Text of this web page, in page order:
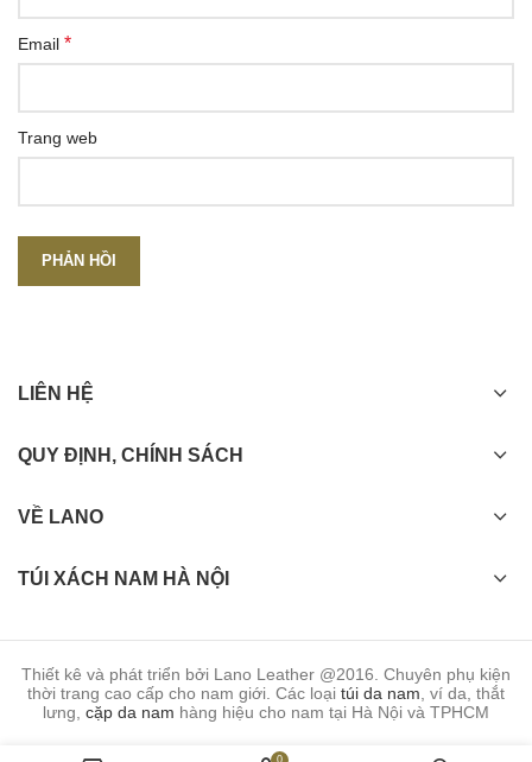
Email *
Trang web
LIÊN HỆ
QUY ĐỊNH, CHÍNH SÁCH
VỀ LANO
TÚI XÁCH NAM HÀ NỘI
Thiết kê và phát triển bởi Lano Leather @2016. Chuyên phụ kiện
thời trang cao cấp cho nam giới. Các loại túi da nam, ví da, thắt
lưng, cặp da nam hàng hiệu cho nam tại Hà Nội và TPHCM
0